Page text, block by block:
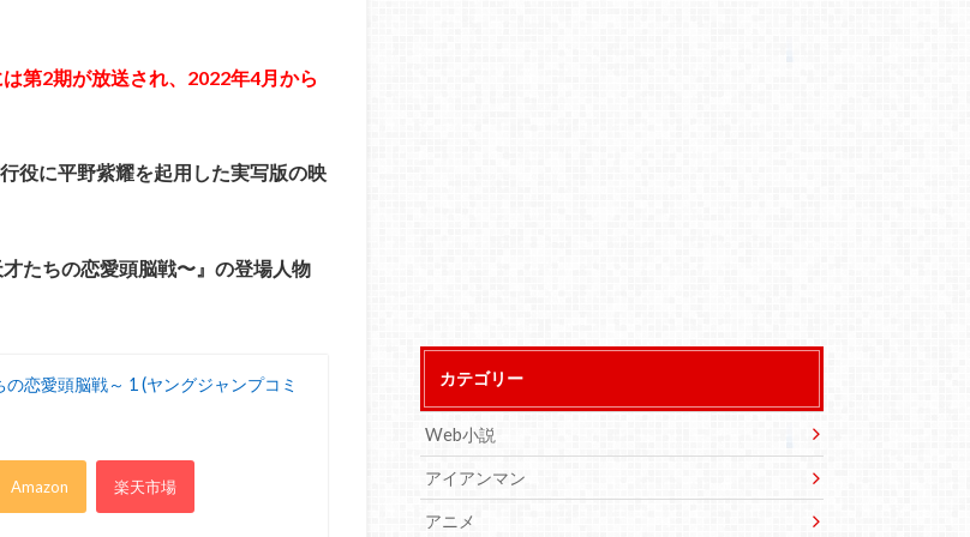
第2期が放送され、2022年4月から
役に平野紫耀を起用した実写版の映
たちの恋愛頭脳戦〜』の登場人物
恋愛頭脳戦～ 1 (ヤングジャンプコミ
Amazon 楽天市場
カテゴリー
Web小説
アイアンマン
アニメ